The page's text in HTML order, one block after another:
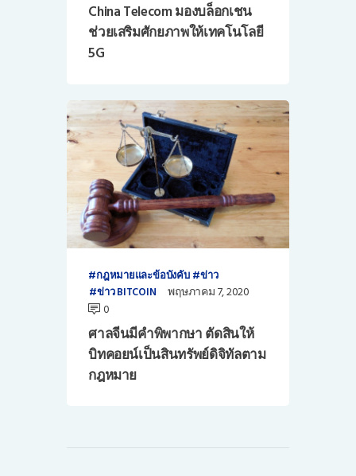
China Telecom มองบล็อกเชน
ช่วยเสริมศักยภาพให้เทคโนโลยี
5G
กฎหมายและข้อบังคับ
ข่าว
ข่าว BITCOIN
พฤษภาคม 7, 2020
0
ศาลจีนมีคำพิพากษา ตัดสินให้
บิทคอยน์เป็นสินทรัพย์ดิจิทัลตาม
กฎหมาย